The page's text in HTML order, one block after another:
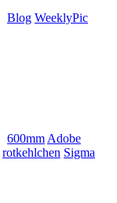
Blog WeeklyPic
600mm Adobe
rotkehlchen Sigma